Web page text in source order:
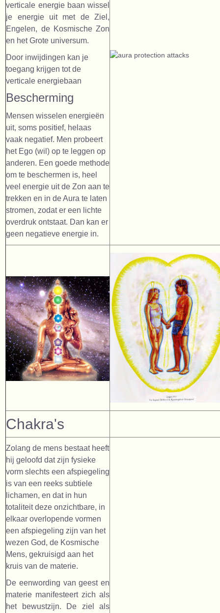
verticale energie baan wissel
je energie uit met de Ziel,
Engelen, de Kosmische Zon
en het Grote universum.
Door inwijdingen kan je
toegang krijgen tot de
verticale energiebaan
Bescherming
Mensen wisselen energieën
uit, soms positief, helaas
vaak negatief. Men probeert
het Ego (wil) op te leggen op
anderen. Een goede methode
om te beschermen is, heel
veel energie uit de Zon aan te
trekken en in de Aura te laten
stromen, zodat er een lichte
overdruk ontstaat. Dan kan er
geen negatieve energie in.
Chakra's
Zolang de mens bestaat heeft
hij geloofd dat zijn fysieke
vorm slechts een afspiegeling
is van een reeks subtiele
lichamen, en dat in hun
totaliteit deze onzichtbare, in
elkaar overlopende vormen
een afspiegeling zijn van het
wezen God, de Kosmische
Mens, gekruisigd aan het
kruis van de materie.
De eenwording van geest en
materie manifesteert zich als
het bewustzijn. De ziel als